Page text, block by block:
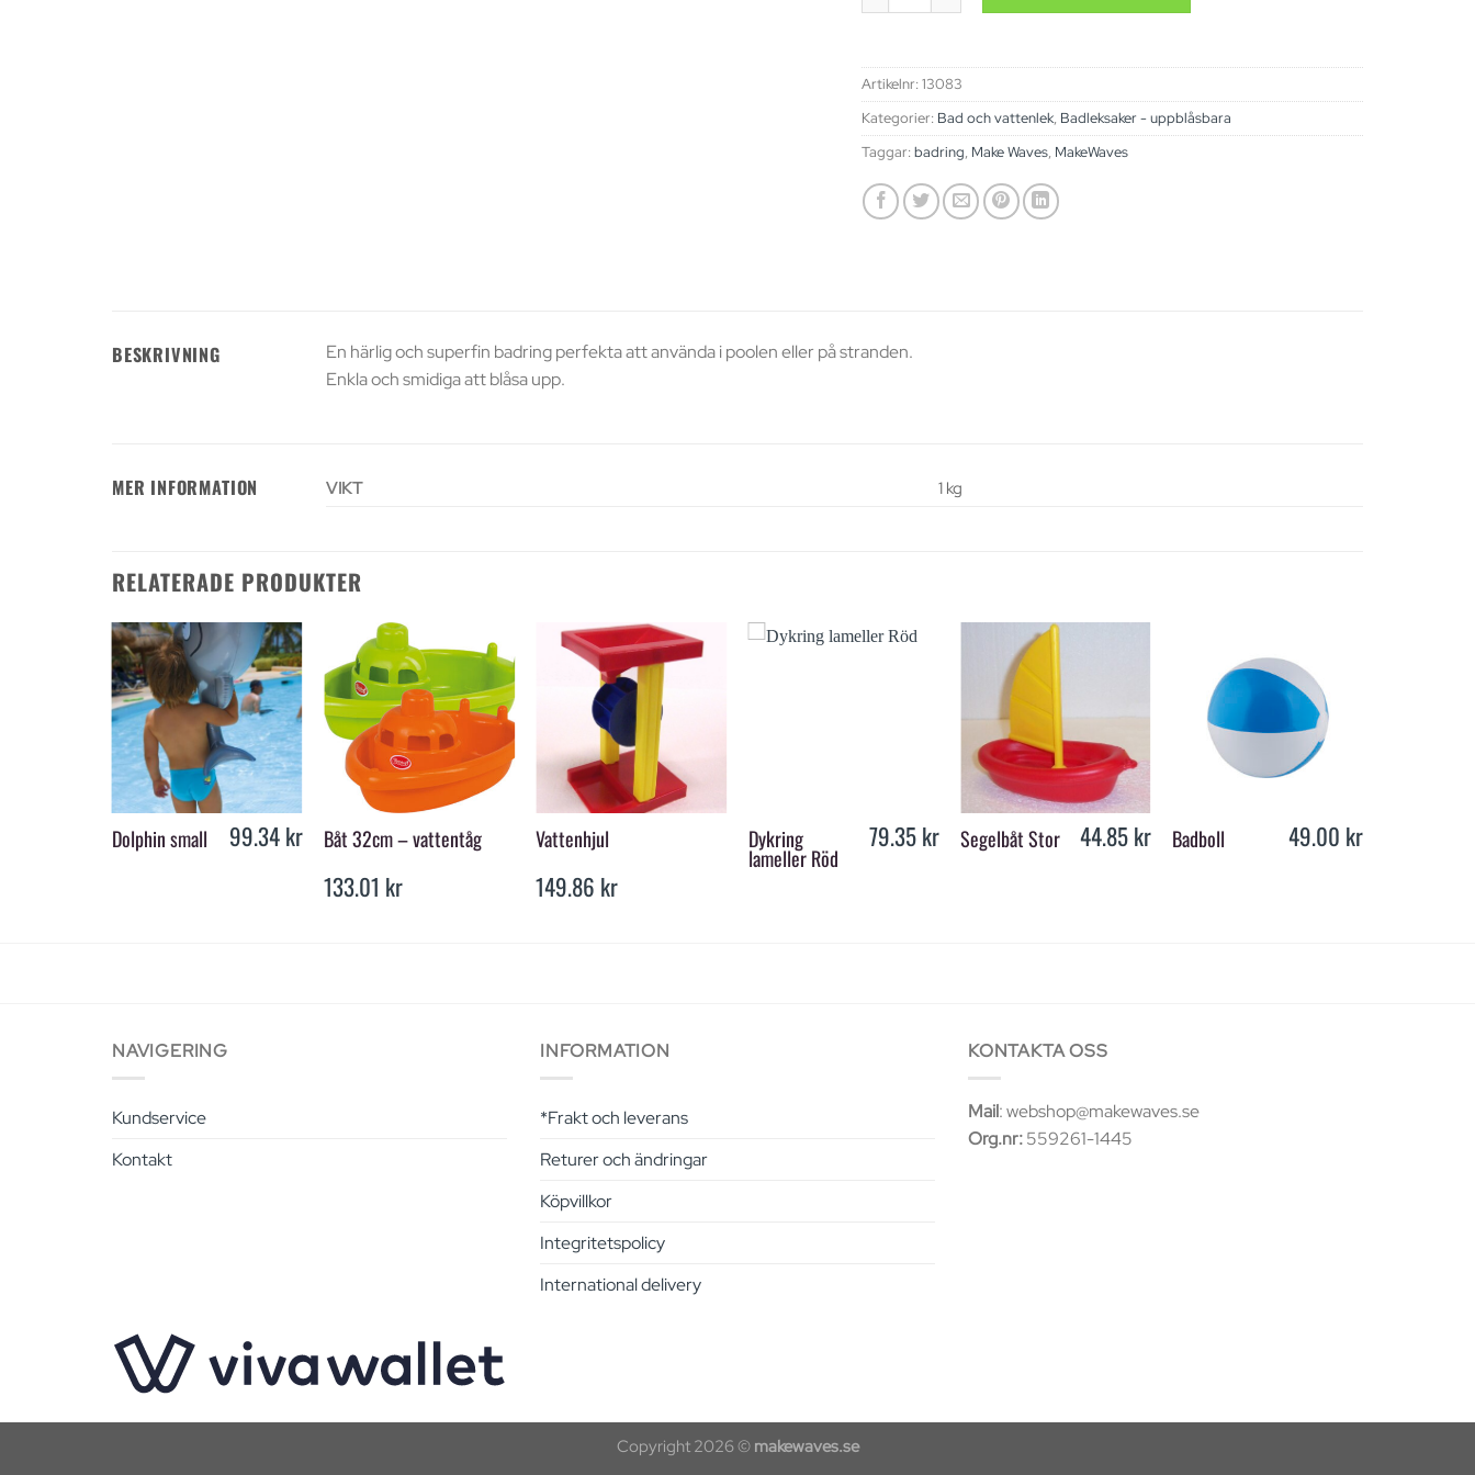
Artikelnr: 13083
Kategorier: Bad och vattenlek, Badleksaker - uppblåsbara
Taggar: badring, Make Waves, MakeWaves
BESKRIVNING
En härlig och superfin badring perfekta att använda i poolen eller på stranden.
Enkla och smidiga att blåsa upp.
MER INFORMATION VIKT 1 kg
RELATERADE PRODUKTER
Dolphin small 99.34kr Båt 32cm – vattentåg
133.01 kr
Vattenhjul
149.86 kr
Dykring
lameller Röd
79.35kr Segelbåt Stor 44.85kr Badboll 49.00 kr
NAVIGERING
Kundservice
Kontakt
INFORMATION
*Frakt och leverans
Returer och ändringar
Köpvillkor
Integritetspolicy
International delivery
KONTAKTA OSS
Mail: webshop@makewaves.se
Org.nr:559261-1445
Copyright 2026 © makewaves.se